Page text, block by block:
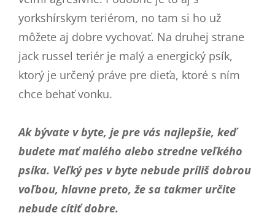
yorkshírskym teriérom, no tam si ho už
môžete aj dobre vychovať. Na druhej strane
jack russel teriér je malý a energický psík,
ktorý je určený práve pre dieťa, ktoré s ním
chce behať vonku.
Ak bývate v byte, je pre vás najlepšie, keď
budete mať malého alebo stredne veľkého
psíka. Veľký pes v byte nebude príliš dobrou
voľbou, hlavne preto, že sa takmer určite
nebude cítiť dobre.